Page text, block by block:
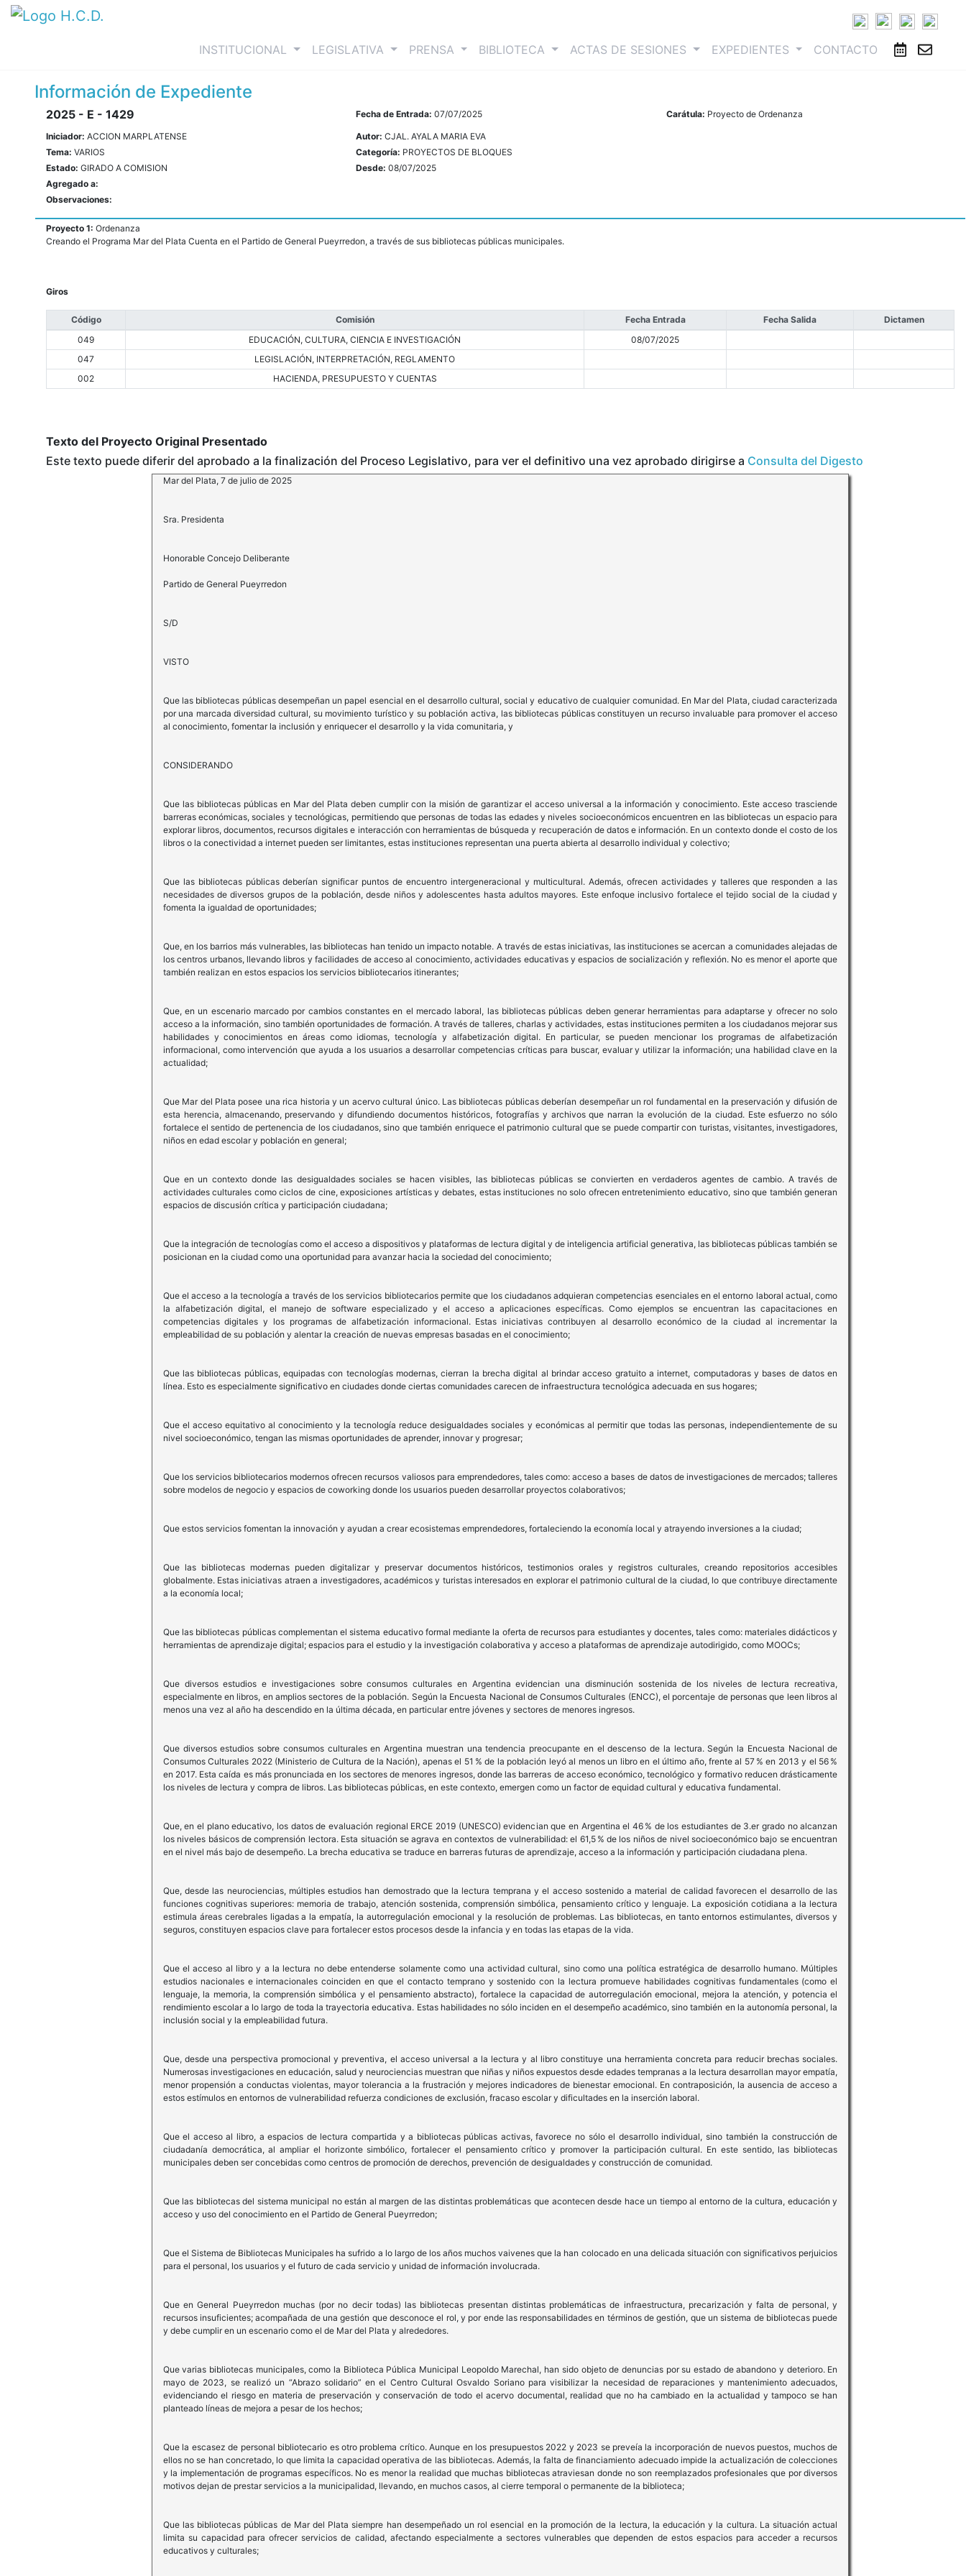
INSTITUCIONAL (current)LEGISLATIVA PRENSA BIBLIOTECA ACTAS DE SESIONES EXPEDIENTES CONTACTO
Información de Expediente
2025 - E - 1429 Fecha de Entrada:07/07/2025 Carátula: Proyecto de Ordenanza
Iniciador: ACCION MARPLATENSE Autor:CJAL. AYALA MARIA EVA
Tema: VARIOS Categoría: PROYECTOS DE BLOQUES
Estado: GIRADO A COMISION Desde:08/07/2025
Agregado a:
Observaciones:
Proyecto 1: Ordenanza
Creando el Programa Mar del Plata Cuenta en el Partido de General Pueyrredon, a través de sus bibliotecas públicas municipales.
Giros
Código Comisión Fecha Entrada Fecha Salida
Dictamen
049
EDUCACIÓN, CULTURA, CIENCIA E INVESTIGACIÓN
08/07/2025
047
LEGISLACIÓN, INTERPRETACIÓN, REGLAMENTO
002
HACIENDA, PRESUPUESTO Y CUENTAS
Texto del Proyecto Original Presentado
Este texto puede diferir del aprobado a la finalización del Proceso Legislativo, para ver el definitivo una vez aprobado dirigirse a Consulta del Digesto
Mar del Plata, 7 de julio de 2025
Sra. Presidenta
Honorable Concejo Deliberante
Partido de General Pueyrredon
S/D
VISTO
Que las bibliotecas públicas desempeñan un papel esencial en el desarrollo cultural, social y educativo de cualquier comunidad. En Mar del Plata, ciudad caracterizada
por una marcada diversidad cultural, su movimiento turístico y su población activa, las bibliotecas públicas constituyen un recurso invaluable para promover el acceso
al conocimiento, fomentar la inclusión y enriquecer el desarrollo y la vida comunitaria, y
CONSIDERANDO
Que las bibliotecas públicas en Mar del Plata deben cumplir con la misión de garantizar el acceso universal a la información y conocimiento. Este acceso trasciende
barreras económicas, sociales y tecnológicas, permitiendo que personas de todas las edades y niveles socioeconómicos encuentren en las bibliotecas un espacio para
explorar libros, documentos, recursos digitales e interacción con herramientas de búsqueda y recuperación de datos e información. En un contexto donde el costo de los
libros o la conectividad a internet pueden ser limitantes, estas instituciones representan una puerta abierta al desarrollo individual y colectivo;
Que las bibliotecas públicas deberían significar puntos de encuentro intergeneracional y multicultural. Además, ofrecen actividades y talleres que responden a las
necesidades de diversos grupos de la población, desde niños y adolescentes hasta adultos mayores. Este enfoque inclusivo fortalece el tejido social de la ciudad y
fomenta la igualdad de oportunidades;
Que, en los barrios más vulnerables, las bibliotecas han tenido un impacto notable. A través de estas iniciativas, las instituciones se acercan a comunidades alejadas de
los centros urbanos, llevando libros y facilidades de acceso al conocimiento, actividades educativas y espacios de socialización y reflexión. No es menor el aporte que
también realizan en estos espacios los servicios bibliotecarios itinerantes;
Que, en un escenario marcado por cambios constantes en el mercado laboral, las bibliotecas públicas deben generar herramientas para adaptarse y ofrecer no solo
acceso a la información, sino también oportunidades de formación. A través de talleres, charlas y actividades, estas instituciones permiten a los ciudadanos mejorar sus
habilidades y conocimientos en áreas como idiomas, tecnología y alfabetización digital. En particular, se pueden mencionar los programas de alfabetización
informacional, como intervención que ayuda a los usuarios a desarrollar competencias críticas para buscar, evaluar y utilizar la información; una habilidad clave en la
actualidad;
Que Mar del Plata posee una rica historia y un acervo cultural único. Las bibliotecas públicas deberían desempeñar un rol fundamental en la preservación y difusión de
esta herencia, almacenando, preservando y difundiendo documentos históricos, fotografías y archivos que narran la evolución de la ciudad. Este esfuerzo no sólo
fortalece el sentido de pertenencia de los ciudadanos, sino que también enriquece el patrimonio cultural que se puede compartir con turistas, visitantes, investigadores,
niños en edad escolar y población en general;
Que en un contexto donde las desigualdades sociales se hacen visibles, las bibliotecas públicas se convierten en verdaderos agentes de cambio. A través de
actividades culturales como ciclos de cine, exposiciones artísticas y debates, estas instituciones no solo ofrecen entretenimiento educativo, sino que también generan
espacios de discusión crítica y participación ciudadana;
Que la integración de tecnologías como el acceso a dispositivos y plataformas de lectura digital y de inteligencia artificial generativa, las bibliotecas públicas también se
posicionan en la ciudad como una oportunidad para avanzar hacia la sociedad del conocimiento;
Que el acceso a la tecnología a través de los servicios bibliotecarios permite que los ciudadanos adquieran competencias esenciales en el entorno laboral actual, como
la alfabetización digital, el manejo de software especializado y el acceso a aplicaciones específicas. Como ejemplos se encuentran las capacitaciones en
competencias digitales y los programas de alfabetización informacional. Estas iniciativas contribuyen al desarrollo económico de la ciudad al incrementar la
empleabilidad de su población y alentar la creación de nuevas empresas basadas en el conocimiento;
Que las bibliotecas públicas, equipadas con tecnologías modernas, cierran la brecha digital al brindar acceso gratuito a internet, computadoras y bases de datos en
línea. Esto es especialmente significativo en ciudades donde ciertas comunidades carecen de infraestructura tecnológica adecuada en sus hogares;
Que el acceso equitativo al conocimiento y la tecnología reduce desigualdades sociales y económicas al permitir que todas las personas, independientemente de su
nivel socioeconómico, tengan las mismas oportunidades de aprender, innovar y progresar;
Que los servicios bibliotecarios modernos ofrecen recursos valiosos para emprendedores, tales como: acceso a bases de datos de investigaciones de mercados; talleres
sobre modelos de negocio y espacios de coworking donde los usuarios pueden desarrollar proyectos colaborativos;
Que estos servicios fomentan la innovación y ayudan a crear ecosistemas emprendedores, fortaleciendo la economía local y atrayendo inversiones a la ciudad;
Que las bibliotecas modernas pueden digitalizar y preservar documentos históricos, testimonios orales y registros culturales, creando repositorios accesibles
globalmente. Estas iniciativas atraen a investigadores, académicos y turistas interesados en explorar el patrimonio cultural de la ciudad, lo que contribuye directamente
a la economía local;
Que las bibliotecas públicas complementan el sistema educativo formal mediante la oferta de recursos para estudiantes y docentes, tales como: materiales didácticos y
herramientas de aprendizaje digital; espacios para el estudio y la investigación colaborativa y acceso a plataformas de aprendizaje autodirigido, como MOOCs;
Que diversos estudios e investigaciones sobre consumos culturales en Argentina evidencian una disminución sostenida de los niveles de lectura recreativa,
especialmente en libros, en amplios sectores de la población. Según la Encuesta Nacional de Consumos Culturales (ENCC), el porcentaje de personas que leen libros al
menos una vez al año ha descendido en la última década, en particular entre jóvenes y sectores de menores ingresos.
Que diversos estudios sobre consumos culturales en Argentina muestran una tendencia preocupante en el descenso de la lectura. Según la Encuesta Nacional de
Consumos Culturales 2022 (Ministerio de Cultura de la Nación), apenas el 51 % de la población leyó al menos un libro en el último año, frente al 57 % en 2013 y el 56 %
en 2017. Esta caída es más pronunciada en los sectores de menores ingresos, donde las barreras de acceso económico, tecnológico y formativo reducen drásticamente
los niveles de lectura y compra de libros. Las bibliotecas públicas, en este contexto, emergen como un factor de equidad cultural y educativa fundamental.
Que, en el plano educativo, los datos de evaluación regional ERCE 2019 (UNESCO) evidencian que en Argentina el 46 % de los estudiantes de 3.er grado no alcanzan
los niveles básicos de comprensión lectora. Esta situación se agrava en contextos de vulnerabilidad: el 61,5 % de los niños de nivel socioeconómico bajo se encuentran
en el nivel más bajo de desempeño. La brecha educativa se traduce en barreras futuras de aprendizaje, acceso a la información y participación ciudadana plena.
Que, desde las neurociencias, múltiples estudios han demostrado que la lectura temprana y el acceso sostenido a material de calidad favorecen el desarrollo de las
funciones cognitivas superiores: memoria de trabajo, atención sostenida, comprensión simbólica, pensamiento crítico y lenguaje. La exposición cotidiana a la lectura
estimula áreas cerebrales ligadas a la empatía, la autorregulación emocional y la resolución de problemas. Las bibliotecas, en tanto entornos estimulantes, diversos y
seguros, constituyen espacios clave para fortalecer estos procesos desde la infancia y en todas las etapas de la vida.
Que el acceso al libro y a la lectura no debe entenderse solamente como una actividad cultural, sino como una política estratégica de desarrollo humano. Múltiples
estudios nacionales e internacionales coinciden en que el contacto temprano y sostenido con la lectura promueve habilidades cognitivas fundamentales (como el
lenguaje, la memoria, la comprensión simbólica y el pensamiento abstracto), fortalece la capacidad de autorregulación emocional, mejora la atención, y potencia el
rendimiento escolar a lo largo de toda la trayectoria educativa. Estas habilidades no sólo inciden en el desempeño académico, sino también en la autonomía personal, la
inclusión social y la empleabilidad futura.
Que, desde una perspectiva promocional y preventiva, el acceso universal a la lectura y al libro constituye una herramienta concreta para reducir brechas sociales.
Numerosas investigaciones en educación, salud y neurociencias muestran que niñas y niños expuestos desde edades tempranas a la lectura desarrollan mayor empatía,
menor propensión a conductas violentas, mayor tolerancia a la frustración y mejores indicadores de bienestar emocional. En contraposición, la ausencia de acceso a
estos estímulos en entornos de vulnerabilidad refuerza condiciones de exclusión, fracaso escolar y dificultades en la inserción laboral.
Que el acceso al libro, a espacios de lectura compartida y a bibliotecas públicas activas, favorece no sólo el desarrollo individual, sino también la construcción de
ciudadanía democrática, al ampliar el horizonte simbólico, fortalecer el pensamiento crítico y promover la participación cultural. En este sentido, las bibliotecas
municipales deben ser concebidas como centros de promoción de derechos, prevención de desigualdades y construcción de comunidad.
Que las bibliotecas del sistema municipal no están al margen de las distintas problemáticas que acontecen desde hace un tiempo al entorno de la cultura, educación y
acceso y uso del conocimiento en el Partido de General Pueyrredon;
Que el Sistema de Bibliotecas Municipales ha sufrido a lo largo de los años muchos vaivenes que la han colocado en una delicada situación con significativos perjuicios
para el personal, los usuarios y el futuro de cada servicio y unidad de información involucrada.
Que en General Pueyrredon muchas (por no decir todas) las bibliotecas presentan distintas problemáticas de infraestructura, precarización y falta de personal, y
recursos insuficientes; acompañada de una gestión que desconoce el rol, y por ende las responsabilidades en términos de gestión, que un sistema de bibliotecas puede
y debe cumplir en un escenario como el de Mar del Plata y alrededores.
Que varias bibliotecas municipales, como la Biblioteca Pública Municipal Leopoldo Marechal, han sido objeto de denuncias por su estado de abandono y deterioro. En
mayo de 2023, se realizó un “Abrazo solidario” en el Centro Cultural Osvaldo Soriano para visibilizar la necesidad de reparaciones y mantenimiento adecuados,
evidenciando el riesgo en materia de preservación y conservación de todo el acervo documental, realidad que no ha cambiado en la actualidad y tampoco se han
planteado líneas de mejora a pesar de los hechos;
Que la escasez de personal bibliotecario es otro problema crítico. Aunque en los presupuestos 2022 y 2023 se preveía la incorporación de nuevos puestos, muchos de
ellos no se han concretado, lo que limita la capacidad operativa de las bibliotecas. Además, la falta de financiamiento adecuado impide la actualización de colecciones
y la implementación de programas específicos. No es menor la realidad que muchas bibliotecas atraviesan donde no son reemplazados profesionales que por diversos
motivos dejan de prestar servicios a la municipalidad, llevando, en muchos casos, al cierre temporal o permanente de la biblioteca;
Que las bibliotecas públicas de Mar del Plata siempre han desempeñado un rol esencial en la promoción de la lectura, la educación y la cultura. La situación actual
limita su capacidad para ofrecer servicios de calidad, afectando especialmente a sectores vulnerables que dependen de estos espacios para acceder a recursos
educativos y culturales;